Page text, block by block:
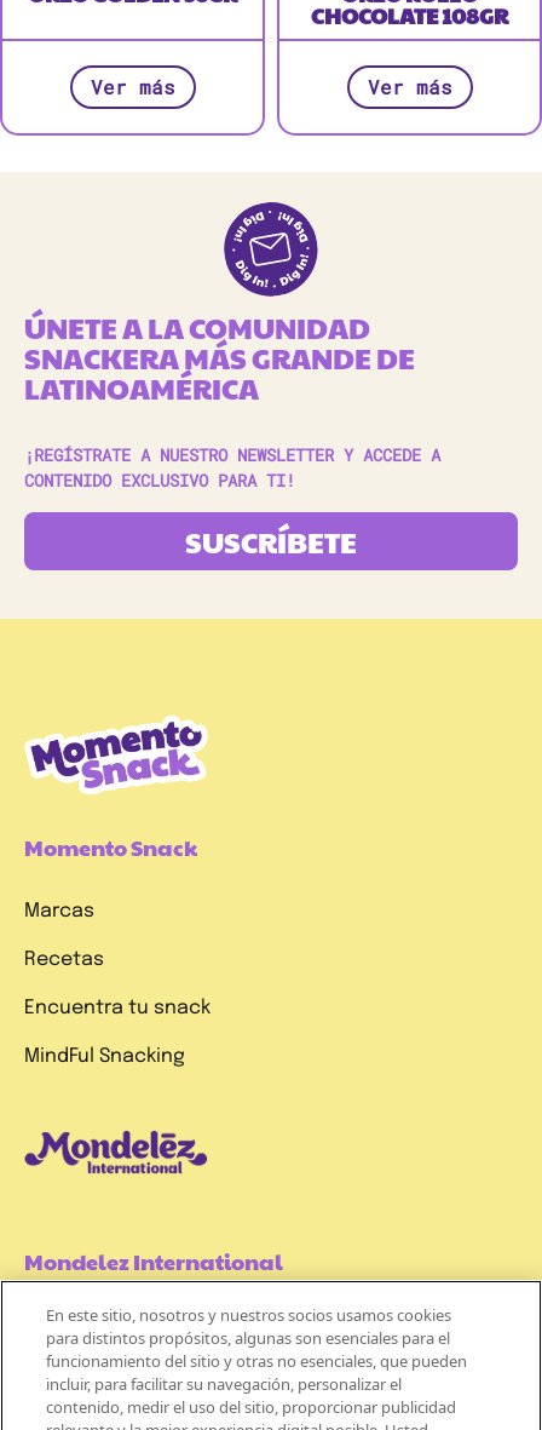
Ver más
CHOCOLATE 108GR
Ver más
ÚNETE A LA COMUNIDAD
SNACKERA MÁS GRANDE DE
LATINOAMÉRICA
¡REGÍSTRATE A NUESTRO NEWSLETTER Y ACCEDE A
CONTENIDO EXCLUSIVO PARA TI!
SUSCRÍBETE
Momento Snack
Marcas
Recetas
Encuentra tu snack
MindFul Snacking
Mondelez International
Términos de uso
Políticas de Privacidad
Aviso de Cookie
En este sitio, nosotros y nuestros socios usamos cookies
para distintos propósitos, algunas son esenciales para el
funcionamiento del sitio y otras no esenciales, que pueden
incluir, para facilitar su navegación, personalizar el
contenido, medir el uso del sitio, proporcionar publicidad
¡REGÍSTRATE
A